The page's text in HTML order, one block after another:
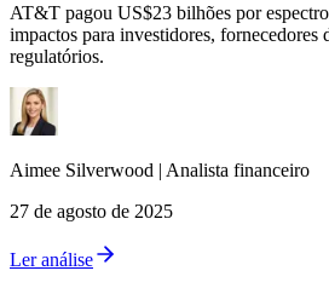
AT&T pagou US$23 bilhões por
impactos para investidores, fornecedores
regulatórios.
Aimee Silverwood | Analista financeiro
27 de agosto de 2025
Ler análise